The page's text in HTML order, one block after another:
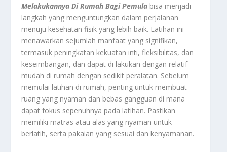
Melakukannya Di Rumah Bagi Pemula bisa menjadi
langkah yang menguntungkan dalam perjalanan
menuju kesehatan fisik yang lebih baik. Latihan ini
menawarkan sejumlah manfaat yang signifikan,
termasuk peningkatan kekuatan inti, fleksibilitas, dan
keseimbangan, dan dapat di lakukan dengan relatif
mudah di rumah dengan sedikit peralatan. Sebelum
memulai latihan di rumah, penting untuk membuat
ruang yang nyaman dan bebas gangguan di mana
dapat fokus sepenuhnya pada latihan. Pastikan
memiliki matras atau alas yang nyaman untuk
berlatih, serta pakaian yang sesuai dan kenyamanan.